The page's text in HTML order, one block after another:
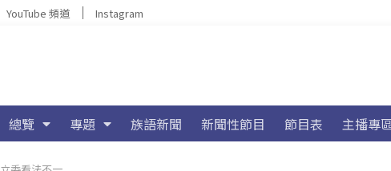
YouTube 頻道 Instagram
總覽 專題 族語新聞 新聞性節目 節目表 主播專